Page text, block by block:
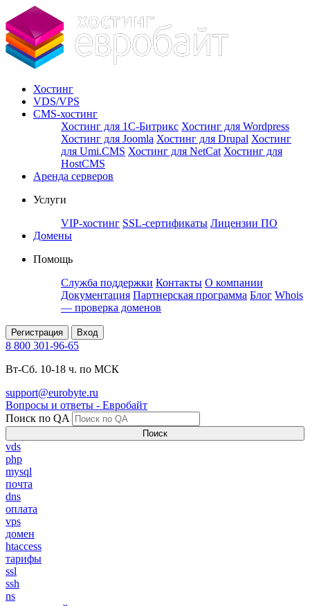
Хостинг
VDS/VPS
CMS-хостинг
Хостинг для 1С-Битрикс Хостинг для Wordpress
Хостинг для Joomla Хостинг для Drupal Хостинг
для Umi.CMS Хостинг для NetCat Хостинг для
HostCMS
Аренда серверов
Услуги
VIP-хостинг SSL-сертификаты Лицензии ПО
Домены
Помощь
Служба поддержки Контакты О компании
Документация Партнерская программа Блог Whois
— проверка доменов
Регистрация Вход
8 800 301-96-65
Вт-Сб. 10-18 ч. по МСК
support@eurobyte.ru
Вопросы и ответы - Евробайт
Поиск по QA
Поиск
vds
php
mysql
почта
dns
оплата
vps
домен
htaccess
тарифы
ssl
ssh
ns